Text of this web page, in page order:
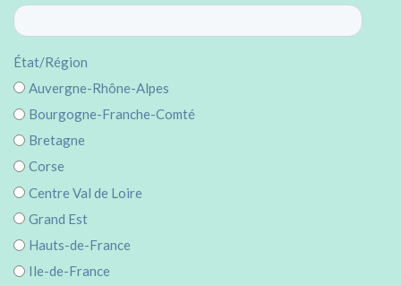
État/Région
Auvergne-Rhône-Alpes
Bourgogne-Franche-Comté
Bretagne
Corse
Centre Val de Loire
Grand Est
Hauts-de-France
Ile-de-France